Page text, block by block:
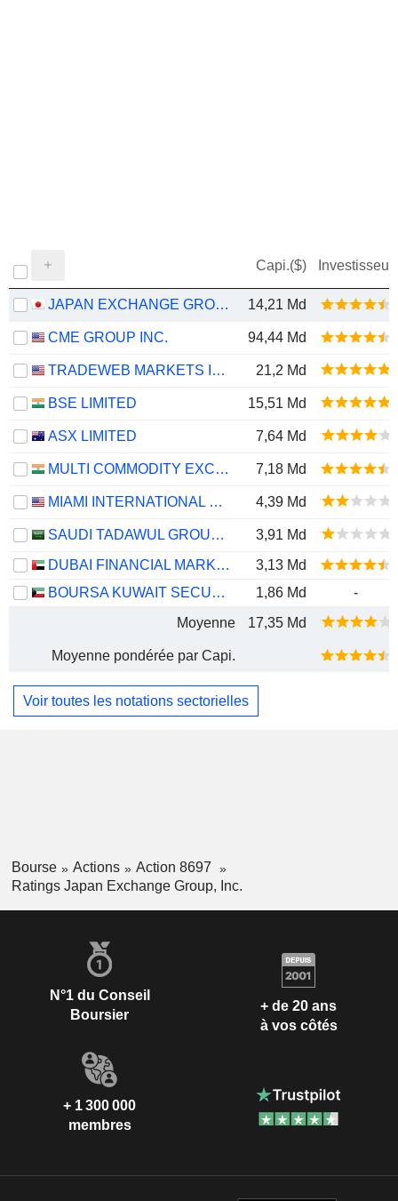
Capi.($) Investisseur
JAPAN EXCHANGE GROUP, INC. 14,21 Md
CME GROUP INC. 94,44 Md
TRADEWEB MARKETS INC. 21,2 Md
BSE LIMITED 15,51 Md
ASX LIMITED 7,64 Md
MULTI COMMODITY EXCHANGE OF INDIA LIMITED 7,18 Md
MIAMI INTERNATIONAL HOLDINGS, INC. 4,39 Md
SAUDI TADAWUL GROUP HOLDING COMPANY
3,91 Md
DUBAI FINANCIAL MARKET
3,13 Md
BOURSA KUWAIT SECURITIES COMPANY K.P.S.C.
1,86 Md
-
Moyenne
17,35 Md
Moyenne pondérée par Capi.
Voir toutes les notations sectorielles
Bourse Actions
Action 8697
Ratings Japan Exchange Group, Inc.
N°1 du Conseil
Boursier
+ de 20 ans
à vos côtés
+ 1 300 000
membres